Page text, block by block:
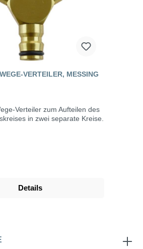
VERTEILER, MESSING
Verteiler zum Aufteilen des
in zwei separate Kreise.
Details